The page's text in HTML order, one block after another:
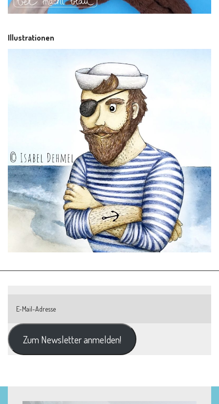
Illustrationen
Zum Newsletter anmelden!